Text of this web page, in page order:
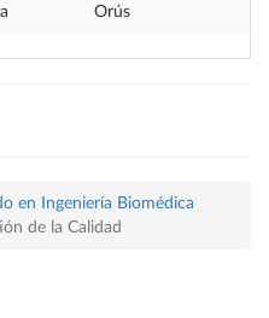
Orús
en Ingeniería Biomédica
de la Calidad